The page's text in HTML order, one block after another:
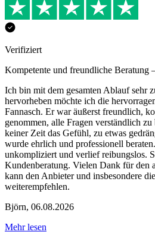
Verifiziert
Kompetente und freundliche Beratung
Ich bin mit dem gesamten Ablauf sehr
hervorheben möchte ich die
Fannasch. Er war äußerst freundlich,
genommen, alle Fragen verständlich
keiner Zeit das Gefühl, zu etwas
wurde ehrlich und professionell
unkompliziert und verlief reibungslos.
Kundenberatung. Vielen Dank für den
kann den Anbieter und insbesondere
weiterempfehlen.
Björn, 06.08.2026
Mehr lesen